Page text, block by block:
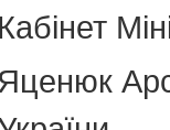
Кабінет
Яценюк